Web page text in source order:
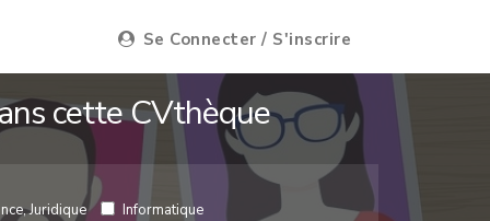
Se Connecter / S'inscrire
cette CVthèque
Juridique
Informatique